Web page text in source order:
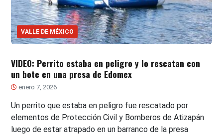
VALLE DE MÉXICO
VIDEO: Perrito estaba en peligro y lo rescatan con
un bote en una presa de Edomex
enero 7, 2026
Un perrito que estaba en peligro fue rescatado por
elementos de Protección Civil y Bomberos de Atizapán
luego de estar atrapado en un barranco de la presa